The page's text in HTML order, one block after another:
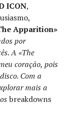
ICON,
Apparition»
por
A «The
coração, pois
Com a
mais a
breakdowns